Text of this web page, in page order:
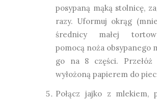
posypaną mąką stolnicę,
razy. Uformuj okrąg
średnicy małej
pomocą noża obsypanego
go na 8 części. Przełóż
wyłożoną papierem do
Połącz jajko z mlekiem,